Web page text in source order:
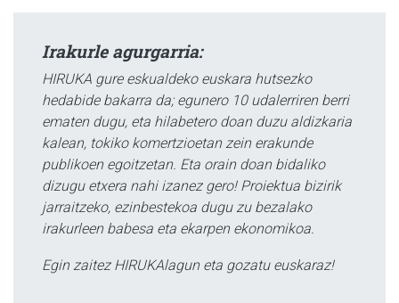
Irakurle agurgarria:
HIRUKA gure eskualdeko euskara hutsezko
hedabide bakarra da; egunero 10 udalerriren berri
ematen dugu, eta hilabetero doan duzu aldizkaria
kalean, tokiko komertzioetan zein erakunde
publikoen egoitzetan. Eta orain doan bidaliko
dizugu etxera nahi izanez gero! Proiektua bizirik
jarraitzeko, ezinbestekoa dugu zu bezalako
irakurleen babesa eta ekarpen ekonomikoa.
Egin zaitez HIRUKAlagun eta gozatu euskaraz!